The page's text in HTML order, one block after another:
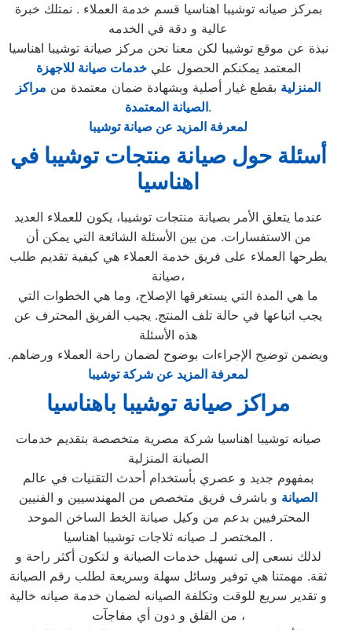
بمركز صيانه توشيبا اهناسيا قسم خدمة العملاء . نمتلك خبرة
عالية و دقة في الخدمه
نبذة عن موقع توشيبا لكن معنا نحن مركز صيانة توشيبا اهناسيا
المعتمد يمكنكم الحصول عليخدمات صيانة للاجهزة
المنزلية بقطع غيار أصلية وبشهادة ضمان معتمدة من مراكز
الصيانة المعتمدة.
لمعرفة المزيد عن صيانة توشيبا
أسئلة حول صيانة منتجات توشيبا في
اهناسيا
عندما يتعلق الأمر بصيانة منتجات توشيبا، يكون للعملاء العديد
من الاستفسارات. من بين الأسئلة الشائعة التي يمكن أن
يطرحها العملاء على فريق خدمة العملاء هي كيفية تقديم طلب
صيانة،
ما هي المدة التي يستغرقها الإصلاح، وما هي الخطوات التي
يجب اتباعها في حالة تلف المنتج. يجيب الفريق المحترف عن
هذه الأسئلة
ويضمن توضيح الإجراءات بوضوح لضمان راحة العملاء ورضاهم.
لمعرفة المزيد عن شركة توشيبا
مراكز صيانة توشيبا باهناسيا
صيانه توشيبا اهناسيا شركة مصرية متخصصة بتقديم خدمات
الصيانة المنزلية
بمفهوم جديد و عصري بأستخدام أحدث التقنيات في عالم
الصيانة و باشرف فريق متخصص من المهندسيين و الفنيين
المحترفيين بدعم من وكيل صيانة الخط الساخن الموحد
المختصر لـ صيانه ثلاجات توشيبا اهناسيا .
لذلك نسعى إلى تسهيل خدمات الصيانة و لتكون أكثر راحة و
ثقة. مهمتنا هي توفير وسائل سهلة وسريعة لطلب رقم الصيانة
و تقدير سريع للوقت وتكلفة الصيانه لضمان خدمة صيانه خالية
من القلق و دون أي مفاجآت ،